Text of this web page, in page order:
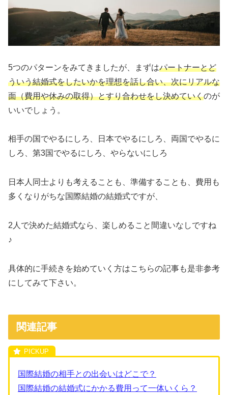
5つのパターンをみてきましたが、まずはパートナーとど
ういう結婚式をしたいかを理想を話し合い、次にリアルな
面（費用や休みの取得）とすり合わせをし決めていくのが
いいでしょう。
相手の国でやるにしろ、日本でやるにしろ、両国でやるに
しろ、第3国でやるにしろ、やらないにしろ
日本人同士よりも考えることも、準備することも、費用も
多くなりがちな国際結婚の結婚式ですが、
2人で決めた結婚式なら、楽しめること間違いなしですね
♪
具体的に手続きを始めていく方はこちらの記事も是非参考
にしてみて下さい。
関連記事
国際結婚の相手との出会いはどこで？
国際結婚の結婚式にかかる費用って一体いくら？